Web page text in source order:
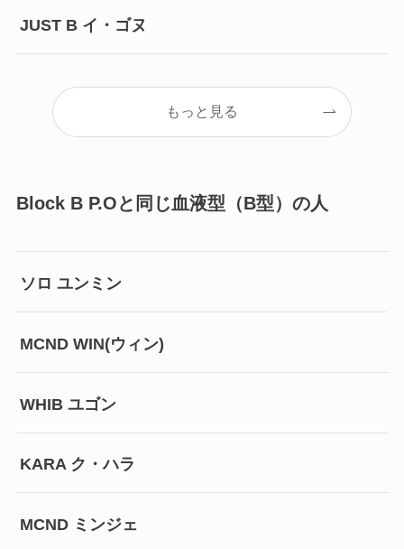
JUST B イ・ゴヌ
もっと見る
Block B P.Oと同じ血液型（B型）の人
ソロ ユンミン
MCND WIN(ウィン)
WHIB ユゴン
KARA ク・ハラ
MCND ミンジェ